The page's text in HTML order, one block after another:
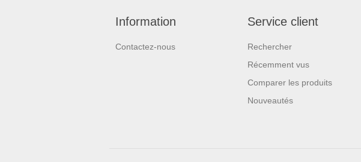
Information
Contactez-nous
Service client
Rechercher
Récemment vus
Comparer les produits
Nouveautés